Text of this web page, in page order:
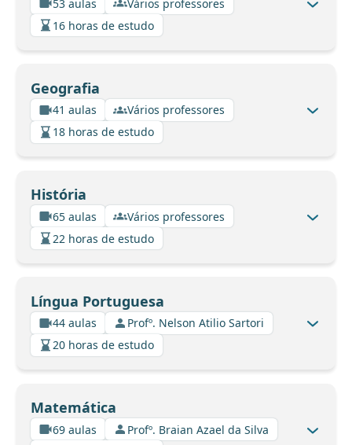
53 aulas
Vários professores
16 horas de estudo
Geografia
41 aulas
Vários professores
18 horas de estudo
História
65 aulas
Vários professores
22 horas de estudo
Língua Portuguesa
44 aulas
Profº. Nelson Atilio Sartori
20 horas de estudo
Matemática
69 aulas
Profº. Braian Azael da Silva